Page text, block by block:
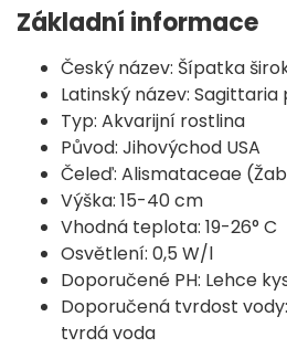
Základní informace
Český název: Šípatka
Latinský název:
Typ: Akvarijní rostlina
Původ: Jihovýchod USA
Čeleď: Alismataceae
Výška: 15-40 cm
Vhodná teplota: 19-26° C
Osvětlení: 0,5 W/l
Doporučené PH: Lehce
Doporučená tvrdost
tvrdá voda